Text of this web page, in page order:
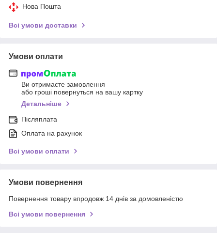
Нова Пошта
Всі умови доставки
Умови оплати
Ви отримаєте замовлення
або гроші повернуться на вашу картку
Детальніше
Післяплата
Оплата на рахунок
Всі умови оплати
Умови повернення
Повернення товару впродовж 14 днів за домовленістю
Всі умови повернення